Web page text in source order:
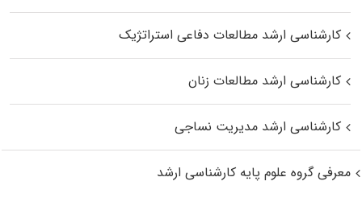
کارشناسی ارشد مطالعات دفاعی استراتژیک
کارشناسی ارشد مطالعات زنان
کارشناسی ارشد مدیریت نساجی
معرفی گروه علوم پایه کارشناسی ارشد